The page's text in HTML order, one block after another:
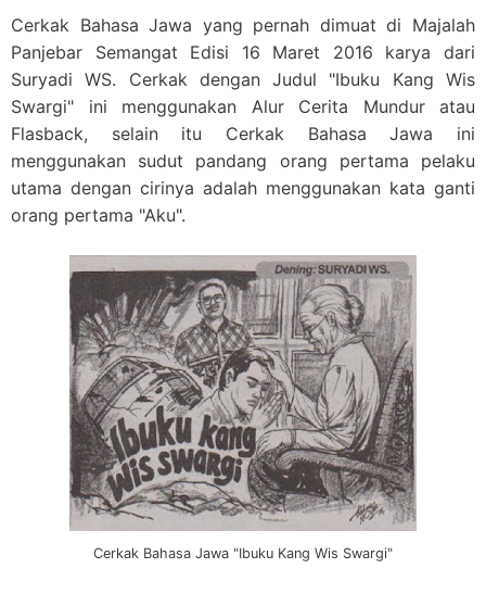
Cerkak Bahasa Jawa yang pernah dimuat di Majalah
Panjebar Semangat Edisi 16 Maret 2016 karya dari
Suryadi WS. Cerkak dengan Judul "Ibuku Kang Wis
Swargi" ini menggunakan Alur Cerita Mundur atau
Flasback, selain itu Cerkak Bahasa Jawa ini
menggunakan sudut pandang orang pertama pelaku
utama dengan cirinya adalah menggunakan kata ganti
orang pertama "Aku".
Cerkak Bahasa Jawa "Ibuku Kang Wis Swargi"